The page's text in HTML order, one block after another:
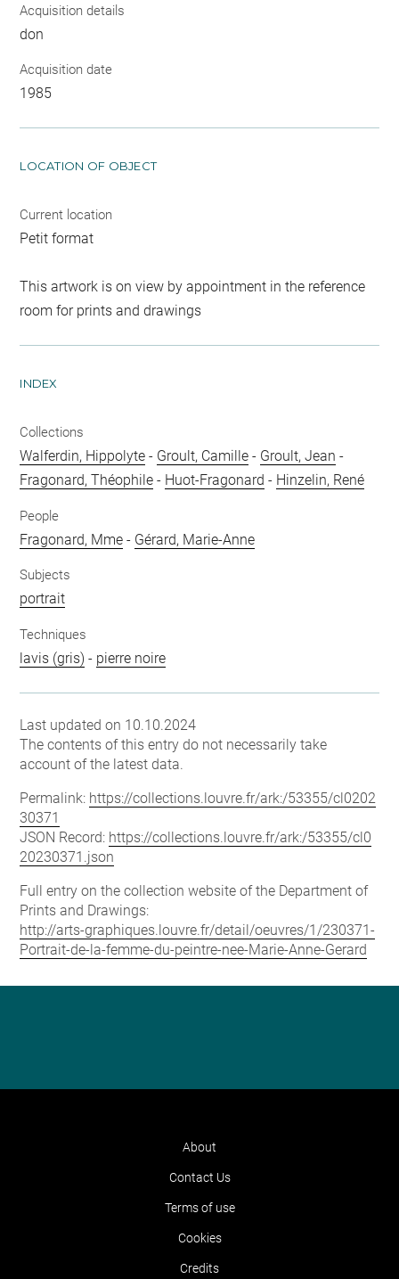
Acquisition details
don
Acquisition date
1985
LOCATION OF OBJECT
Current location
Petit format
This artwork is on view by appointment in the reference
room for prints and drawings
INDEX
Collections
Walferdin, Hippolyte - Groult, Camille - Groult, Jean -
Fragonard, Théophile - Huot-Fragonard - Hinzelin, René
People
Fragonard, Mme - Gérard, Marie-Anne
Subjects
portrait
Techniques
lavis (gris) - pierre noire
Last updated on 10.10.2024
The contents of this entry do not necessarily take
account of the latest data.
Permalink: https://collections.louvre.fr/ark:/53355/cl0202
30371
JSON Record: https://collections.louvre.fr/ark:/53355/cl0
20230371.json
Full entry on the collection website of the Department of
Prints and Drawings:
http://arts-graphiques.louvre.fr/detail/oeuvres/1/230371-
Portrait-de-la-femme-du-peintre-nee-Marie-Anne-Gerard
About
Contact Us
Terms of use
Cookies
Credits